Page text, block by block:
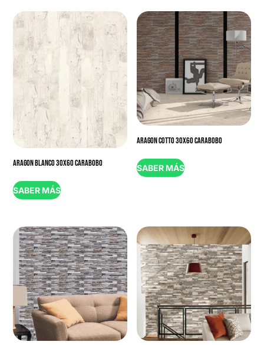
ARAGON BLANCO 30X60 CARABOBO
SABER MÁS
ARAGON COTTO 30X60 CARABOBO
SABER MÁS